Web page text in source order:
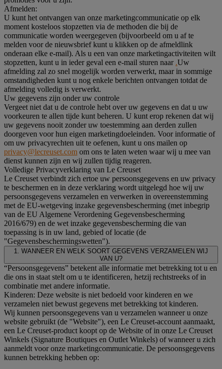
Afmelden:
U kunt het ontvangen van onze marketingcommunicatie op elk
moment kosteloos stopzetten via de methoden die bij de
communicatie worden weergegeven (bijvoorbeeld om u af te
melden voor de nieuwsbrief kunt u klikken op de afmeldlink
onderaan elke e-mail). Als u een van onze marketingactiviteiten wilt
stopzetten, kunt u in ieder geval een e-mail sturen naar .Uw
afmelding zal zo snel mogelijk worden verwerkt, maar in sommige
omstandigheden kunt u nog enkele berichten ontvangen totdat de
afmelding volledig is verwerkt.
Uw gegevens zijn onder uw controle
Vergeet niet dat u de controle hebt over uw gegevens en dat u uw
voorkeuren te allen tijde kunt beheren. U kunt erop rekenen dat wij
uw gegevens nooit zonder uw toestemming aan derden zullen
doorgeven voor hun eigen marketingdoeleinden. Voor informatie of
om uw privacyrechten uit te oefenen, kunt u ons mailen op
privacy@lecreuset.com om ons te laten weten waar wij u mee van
dienst kunnen zijn en wij zullen tijdig reageren.
Volledige Privacyverklaring van Le Creuset
Le Creuset verbindt zich ertoe uw persoonsgegevens en uw privacy
te beschermen en in deze verklaring wordt uitgelegd hoe wij uw
persoonsgegevens verzamelen en verwerken in overeenstemming
met de EU-wetgeving inzake gegevensbescherming (met inbegrip
van de EU Algemene Verordening Gegevensbescherming
2016/679) en de wet inzake gegevensbescherming die van
toepassing is in uw land, gebied of locatie (de
"Gegevensbeschermingswetten").
1. WANNEER EN WELK SOORT GEGEVENS VERZAMELEN WIJ
VAN U?
“Persoonsgegevens” betekent alle informatie met betrekking tot u en
die ons in staat stelt om u te identificeren, hetzij rechtstreeks of in
combinatie met andere informatie.
Kinderen: Deze website is niet bedoeld voor kinderen en we
verzamelen niet bewust gegevens met betrekking tot kinderen.
Wij kunnen persoonsgegevens van u verzamelen wanneer u onze
website gebruikt (de "Website"), een Le Creuset-account aanmaakt,
een Le Creuset-product koopt op de Website of in onze Le Creuset
Winkels (Signature Boutiques en Outlet Winkels) of wanneer u zich
aanmeldt voor onze marketingcommunicatie. De persoonsgegevens
kunnen betrekking hebben op: